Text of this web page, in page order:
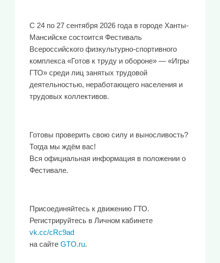
С 24 по 27 сентября 2026 года в городе Ханты-
Мансийске состоится Фестиваль
Всероссийского физкультурно-спортивного
комплекса «Готов к труду и обороне» — «Игры
ГТО» среди лиц занятых трудовой
деятельностью, неработающего населения и
трудовых коллективов.
Готовы проверить свою силу и выносливость?
Тогда мы ждём вас!
Вся официальная информация в положении о
Фестивале.
Присоединяйтесь к движению ГТО.
Регистрируйтесь в Личном кабинете
vk.cc/cRc9ad
на сайте GTO.ru.